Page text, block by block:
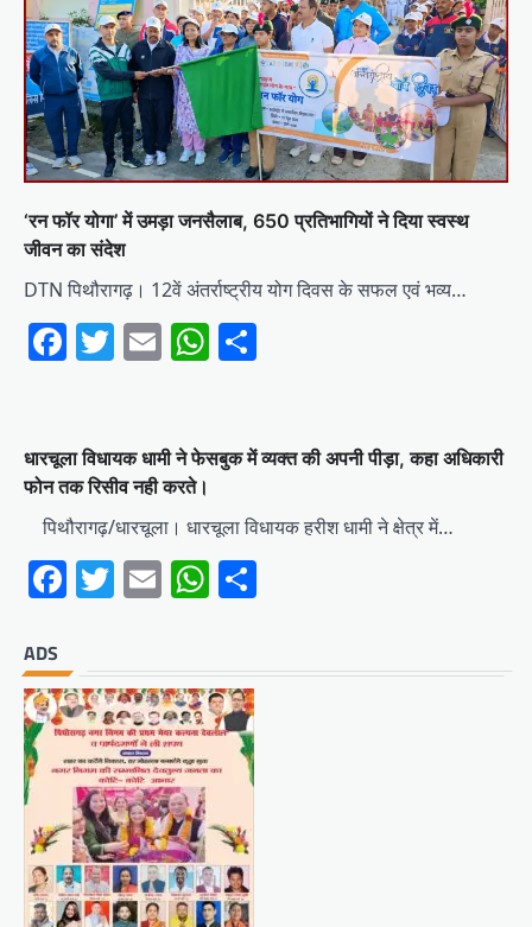
‘रन फॉर योगा’ में उमड़ा जनसैलाब, 650 प्रतिभागियों ने दिया स्वस्थ
जीवन का संदेश
DTN पिथौरागढ़। 12वें अंतर्राष्ट्रीय योग दिवस के सफल एवं भव्य…
Facebook
Twitter
EmailWhatsApp
धारचूला विधायक धामी ने फेसबुक में व्यक्त की अपनी पीड़ा, कहा अधिकारी
फोन तक रिसीव नही करते।
पिथौरागढ़/धारचूला। धारचूला विधायक हरीश धामी ने क्षेत्र में…
Facebook
Twitter
EmailWhatsApp
ADS